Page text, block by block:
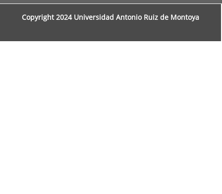
Copyright 2024 Universidad Antonio Ruiz de Montoya